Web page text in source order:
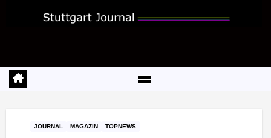
JOURNAL MAGAZIN TOPNEWS